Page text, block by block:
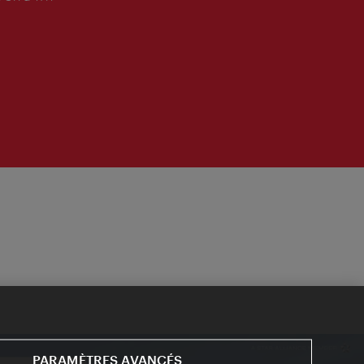
PARAMÈTRES AVANCÉS